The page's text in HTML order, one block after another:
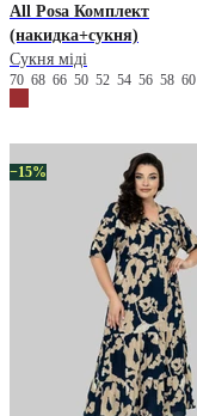
All Posa Комплект
(накидка+сукня)
Сукня міді
70 68 66 50 52 54 56 58 60
−15%